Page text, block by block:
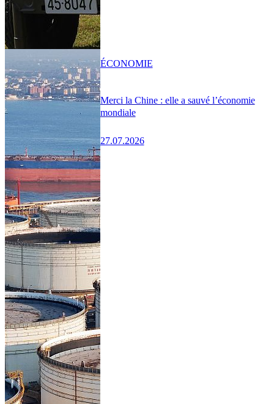
Merci la Chine : elle a sauvé l’économie
mondiale
27.07.2026
ÉCONOMIE